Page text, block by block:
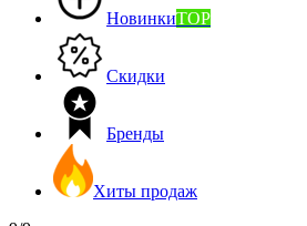
НовинкиTOP
Скидки
Бренды
Хиты продаж